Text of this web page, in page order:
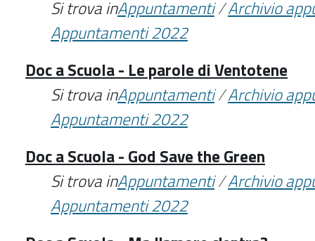
Si trova inAppuntamenti/Archivio
Appuntamenti 2022
Doc a Scuola - Le parole di Ventotene
Si trova inAppuntamenti/Archivio
Appuntamenti 2022
Doc a Scuola - God Save the Green
Si trova inAppuntamenti/Archivio
Appuntamenti 2022